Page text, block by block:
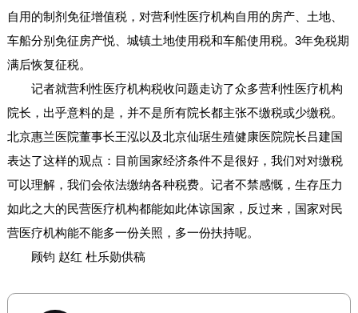
自用的制剂免征增值税，对营利性医疗机构自用的房产、土地、
车船分别免征房产悦、城镇土地使用税和车船使用税。3年免税期
满后恢复征税。
记者就营利性医疗机构税收问题走访了众多营利性医疗机构
院长，出乎意料的是，并不是所有院长都主张不缴税或少缴税。
北京惠兰医院董事长王泓以及北京仙琚生殖健康医院院长吕建国
表达了这样的观点：目前国家经济条件不是很好，我们对对缴税
可以理解，我们会依法缴纳各种税费。记者不禁感慨，生存压力
如此之大的民营医疗机构都能如此体谅国家，反过来，国家对民
营医疗机构能不能多一份关照，多一份扶持呢。
顾钧 赵红 杜乐勋供稿